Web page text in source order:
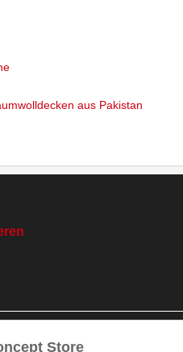
aus Pakistan
Store